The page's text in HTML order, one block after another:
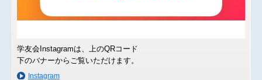
学友会Instagramは、上のQRコード
下のバナーからご覧いただけます。
Instagram